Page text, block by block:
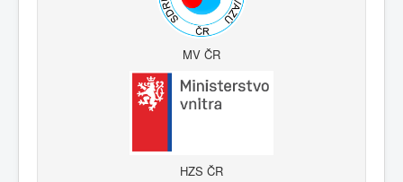
MV ČR
HZS ČR